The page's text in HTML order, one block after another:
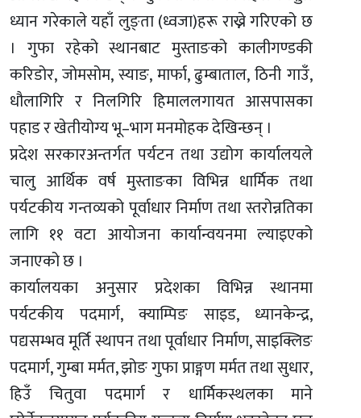
ध्यान गरेकाले यहाँ लुङ्ता (ध्वजा)हरू राख्ने गरिएको छ
। गुफा रहेको स्थानबाट मुस्ताङको कालीगण्डकी
करिडोर, जोमसोम, स्याङ, मार्फा, ढुम्बाताल, ठिनी गाउँ,
धौलागिरि र निलगिरि हिमाललगायत आसपासका
पहाड र खेतीयोग्य भू–भाग मनमोहक देखिन्छन् ।
प्रदेश सरकारअन्तर्गत पर्यटन तथा उद्योग कार्यालयले
चालु आर्थिक वर्ष मुस्ताङका विभिन्न धार्मिक तथा
पर्यटकीय गन्तव्यको पूर्वाधार निर्माण तथा स्तरोन्नतिका
लागि ११ वटा आयोजना कार्यान्वयनमा ल्याइएको
जनाएको छ ।
कार्यालयका अनुसार प्रदेशका विभिन्न स्थानमा
पर्यटकीय पदमार्ग, क्याम्पिङ साइड, ध्यानकेन्द्र,
पद्यसम्भव मूर्ति स्थापन तथा पूर्वाधार निर्माण, साइक्लिङ
पदमार्ग, गुम्बा मर्मत, झोङ गुफा प्राङ्गण मर्मत तथा सुधार,
हिउँ चितुवा पदमार्ग र धार्मिकस्थलका माने